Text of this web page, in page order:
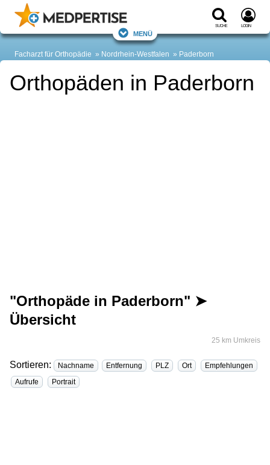
Suche Login
Menü
Facharzt für Orthopädie Nordrhein-Westfalen Paderborn
Orthopäden in Paderborn
"Orthopäde in Paderborn" ➤
Übersicht
25 km Umkreis
Sortieren: Nachname Entfernung PLZ Ort
Empfehlungen
Aufrufe
Portrait